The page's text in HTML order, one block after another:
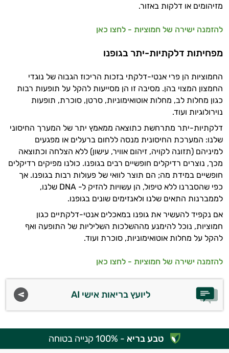
מזיהומים או דלקות באזור.
להזמנה ישירה של חמוציות - לחצו כאן
מפחיתות דלקתיות-יתר בגופנו
החמוציות הן פרי אנטי-דלקתי בזכות הריכוז הגבוה של נוגדי
החמצון המצוי בהן. מסיבה זו הן מסייעות להקל על תופעות רבות
כגון מחלות לב, מחלות אוטואימוניות, סרטן, סוכרת, תופעות
נוירולוגיות ועוד.
דלקתיות-יתר מתרחשת כתוצאה ממאמץ יתר של המערך החיסוני
שלנו: המערכת החיסונית מנסה ללחום ברעלים או מפגעים
למיניהם (תזונה לקויה, זיהום אוויר, עישון) ללא הצלחה וכתוצאה
מכך, נוצרים רדיקלים חופשיים רבים בגופנו. כולנו מפיקים רדיקלים
חופשיים במידת מה; הם תוצר לוואי של פעולות רבות בגופנו. אך
כפי שהסברנו ללא טיפול, הן עשויות להזיק ל- DNA שלנו,
לממברנות התאים שלנו ולאנזימים שונים בגופנו.
אם נקפיד להעשיר את גופנו במאכלים אנטי-דלקתיים כגון
חמוציות, נוכל להימנע מההשלכות השליליות של התופעה ואף
להקל על מחלות אוטואימוניות, סוכרת ועוד.
להזמנה ישירה של חמוציות - לחצו כאן
ליועץ בריאות אישי AI
טבע בריא - 100% קנייה בטוחה